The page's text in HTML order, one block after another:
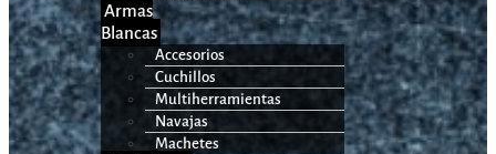
Armas
Blancas
Accesorios
Cuchillos
Multiherramientas
Navajas
Machetes